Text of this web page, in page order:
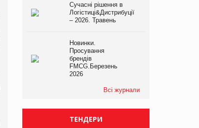
Сучасні рішення в
Логістиці&Дистрибуції
– 2026. Травень
Новинки.
Просування
брендів
FMCG.Березень
2026
Всі журнали
ТЕНДЕРИ